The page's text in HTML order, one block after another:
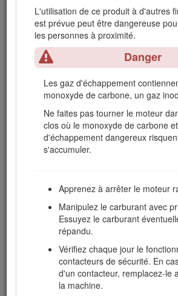
L'utilisation de ce produit à d'autres
est prévue peut être dangereuse
les personnes à proximité.
Danger
Les gaz d'échappement
monoxyde de carbone, un gaz
Ne faites pas tourner le moteur
clos où le monoxyde de carbone
d'échappement dangereux
s'accumuler.
Apprenez à arrêter le moteur
Manipulez le carburant avec
Essuyez le carburant
répandu.
Vérifiez chaque jour le
contacteurs de sécurité. En
d'un contacteur, remplacez-le
la machine.
agglomérés sur les plateaux
dispositifs d'entraînement, les
moteur. Nettoyez les coulées
d'huile ou de carburant.
Utilisez des chandelles pour
composants au besoin.
Libérez la pression
composants avec précaution.
Débranchez la batterie avant
des réparations. Débranchez
borne négative de la batterie
Examinez toujours les
avec précaution. Portez des
procédez toujours avec
leur entretien.
N'approchez jamais les mains
des pièces mobiles. Dans la
possible, évitez de procéder
sur la machine quand le